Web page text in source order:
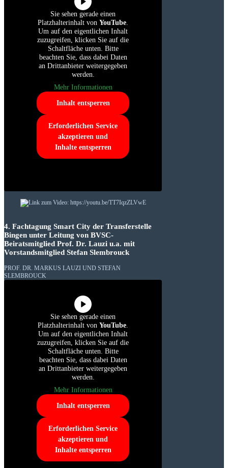
Sie sehen gerade einen
Platzhalterinhalt von YouTube
Um auf den eigentlichen Inhalt
zuzugreifen, klicken Sie auf die
Schaltfläche unten. Bitte
beachten Sie, dass dabei Daten
an Drittanbieter weitergegeben
werden.
Mehr Informationen
Inhalt entsperren
Erforderlichen Service
akzeptieren und
Inhalte entsperren
4. Fachtagung Smart City der Transferstelle
Bingen unter Leitung von BVSC-
Beiratsmitglied Prof. Dr. Lauzi u.a. mit
Vorstandsmitglied Stefan Slembrouck
PROF. DR. MARKUS LAUZI UND STEFAN
SLEMBROUCK
Sie sehen gerade einen
Platzhalterinhalt von YouTube
Um auf den eigentlichen Inhalt
zuzugreifen, klicken Sie auf die
Schaltfläche unten. Bitte
beachten Sie, dass dabei Daten
an Drittanbieter weitergegeben
werden.
Mehr Informationen
Inhalt entsperren
Erforderlichen Service
akzeptieren und
Inhalte entsperren